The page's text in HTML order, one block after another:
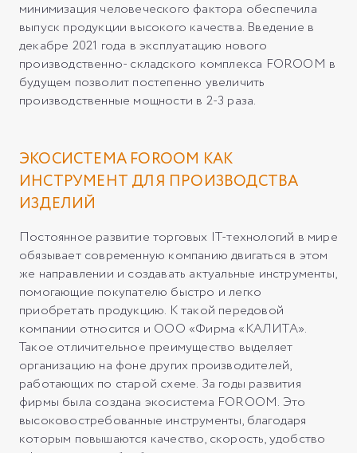
минимизация человеческого фактора обеспечила
выпуск продукции высокого качества. Введение в
декабре 2021 года в эксплуатацию нового
производственно- складского комплекса FOROOM в
будущем позволит постепенно увеличить
производственные мощности в 2-3 раза.
ЭКОСИСТЕМА FOROOM КАК
ИНСТРУМЕНТ ДЛЯ ПРОИЗВОДСТВА
ИЗДЕЛИЙ
Постоянное развитие торговых IT-технологий в мире
обязывает современную компанию двигаться в этом
же направлении и создавать актуальные инструменты,
помогающие покупателю быстро и легко
приобретать продукцию. К такой передовой
компании относится и ООО «Фирма «КАЛИТА».
Такое отличительное преимущество выделяет
организацию на фоне других производителей,
работающих по старой схеме. За годы развития
фирмы была создана экосистема FOROOM. Это
высоковостребованные инструменты, благодаря
которым повышаются качество, скорость, удобство